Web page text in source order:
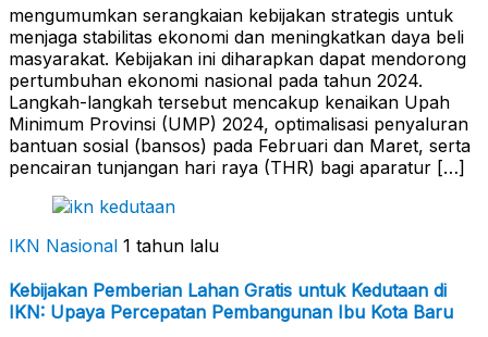
mengumumkan serangkaian kebijakan strategis untuk
menjaga stabilitas ekonomi dan meningkatkan daya beli
masyarakat. Kebijakan ini diharapkan dapat mendorong
pertumbuhan ekonomi nasional pada tahun 2024.
Langkah-langkah tersebut mencakup kenaikan Upah
Minimum Provinsi (UMP) 2024, optimalisasi penyaluran
bantuan sosial (bansos) pada Februari dan Maret, serta
pencairan tunjangan hari raya (THR) bagi aparatur […]
IKN Nasional 1 tahun lalu
Kebijakan Pemberian Lahan Gratis untuk Kedutaan di
IKN: Upaya Percepatan Pembangunan Ibu Kota Baru